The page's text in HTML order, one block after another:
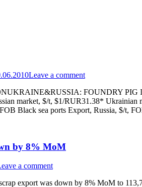
Leave a comment
FOUNDRY
market, $/t, $1/RUR31.38* Ukrainian
Black sea ports Export, Russia, $/t,
by 8% MoM
a comment
export was down by 8% MoM to